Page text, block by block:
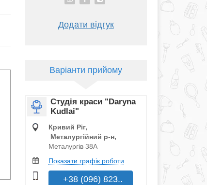
Додати відгук
Варіанти прийому
Студія краси "Daryna
Kudlai"
Кривий Ріг,
Металургійний р‑н,
Металургів 38А
Показати графік роботи
+38 (096) 823..